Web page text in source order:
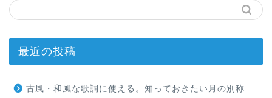
最近の投稿
古風・和風な歌詞に使える。知っておきたい月の別称